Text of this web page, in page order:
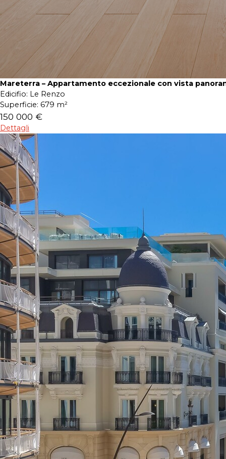
Mareterra – Appartamento eccezionale con vista
Edicifio: Le Renzo
Superficie: 679 m²
150 000 €
Dettagli